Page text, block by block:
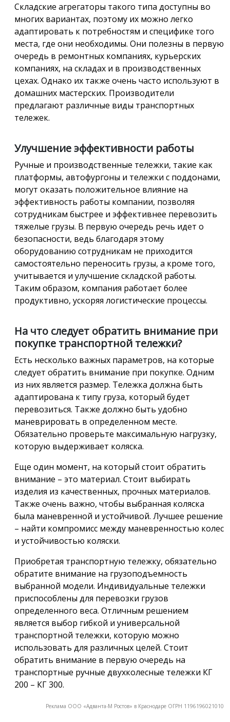
Складские агрегаторы такого типа доступны во
многих вариантах, поэтому их можно легко
адаптировать к потребностям и специфике того
места, где они необходимы. Они полезны в первую
очередь в ремонтных компаниях, курьерских
компаниях, на складах и в производственных
цехах. Однако их также очень часто используют в
домашних мастерских. Производители
предлагают различные виды транспортных
тележек.
Улучшение эффективности работы
Ручные и производственные тележки, такие как
платформы, автофургоны и тележки с поддонами,
могут оказать положительное влияние на
эффективность работы компании, позволяя
сотрудникам быстрее и эффективнее перевозить
тяжелые грузы. В первую очередь речь идет о
безопасности, ведь благодаря этому
оборудованию сотрудникам не приходится
самостоятельно переносить грузы, а кроме того,
учитывается и улучшение складской работы.
Таким образом, компания работает более
продуктивно, ускоряя логистические процессы.
На что следует обратить внимание при
покупке транспортной тележки?
Есть несколько важных параметров, на которые
следует обратить внимание при покупке. Одним
из них является размер. Тележка должна быть
адаптирована к типу груза, который будет
перевозиться. Также должно быть удобно
маневрировать в определенном месте.
Обязательно проверьте максимальную нагрузку,
которую выдерживает коляска.
Еще один момент, на который стоит обратить
внимание – это материал. Стоит выбирать
изделия из качественных, прочных материалов.
Также очень важно, чтобы выбранная коляска
была маневренной и устойчивой. Лучшее решение
– найти компромисс между маневренностью колес
и устойчивостью коляски.
Приобретая транспортную тележку, обязательно
обратите внимание на грузоподъемность
выбранной модели. Индивидуальные тележки
приспособлены для перевозки грузов
определенного веса. Отличным решением
является выбор гибкой и универсальной
транспортной тележки, которую можно
использовать для различных целей. Стоит
обратить внимание в первую очередь на
транспортные ручные двухколесные тележки КГ
200 – КГ 300.
Реклама ООО «Адванта-М Ростов» в Краснодаре ОГРН 1196196021010